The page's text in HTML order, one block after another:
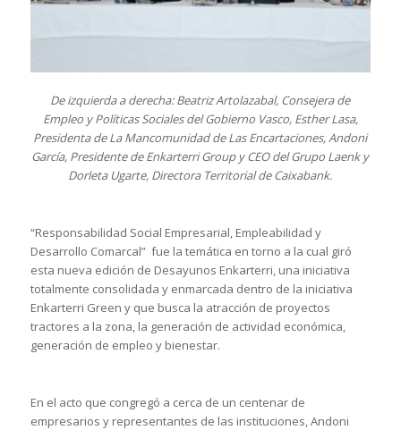
De izquierda a derecha: Beatriz Artolazabal, Consejera de
Empleo y Políticas Sociales del Gobierno Vasco, Esther Lasa,
Presidenta de La Mancomunidad de Las Encartaciones, Andoni
García, Presidente de Enkarterri Group y CEO del Grupo Laenk y
Dorleta Ugarte, Directora Territorial de Caixabank.
“Responsabilidad Social Empresarial, Empleabilidad y
Desarrollo Comarcal” fue la temática en torno a la cual giró
esta nueva edición de Desayunos Enkarterri, una iniciativa
totalmente consolidada y enmarcada dentro de la iniciativa
Enkarterri Green y que busca la atracción de proyectos
tractores a la zona, la generación de actividad económica,
generación de empleo y bienestar.
En el acto que congregó a cerca de un centenar de
empresarios y representantes de las instituciones, Andoni